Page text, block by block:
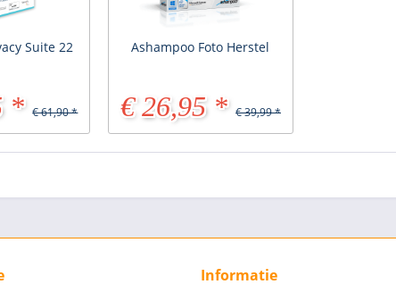
Suite 22
* € 61,90 *
Ashampoo Foto Herstel
€ 26,95 * € 39,99 *
Informatie